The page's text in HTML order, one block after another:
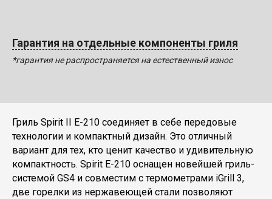
Гарантия на отдельные компоненты гриля
*гарантия не распространяется на естественный износ
Гриль Spirit II E-210 соединяет в себе передовые
технологии и компактный дизайн. Это отличный
вариант для тех, кто ценит качество и удивительную
компактность. Spirit E-210 оснащен новейшей гриль-
системой GS4 и совместим с термометрами iGrill 3,
две горелки из нержавеющей стали позволяют